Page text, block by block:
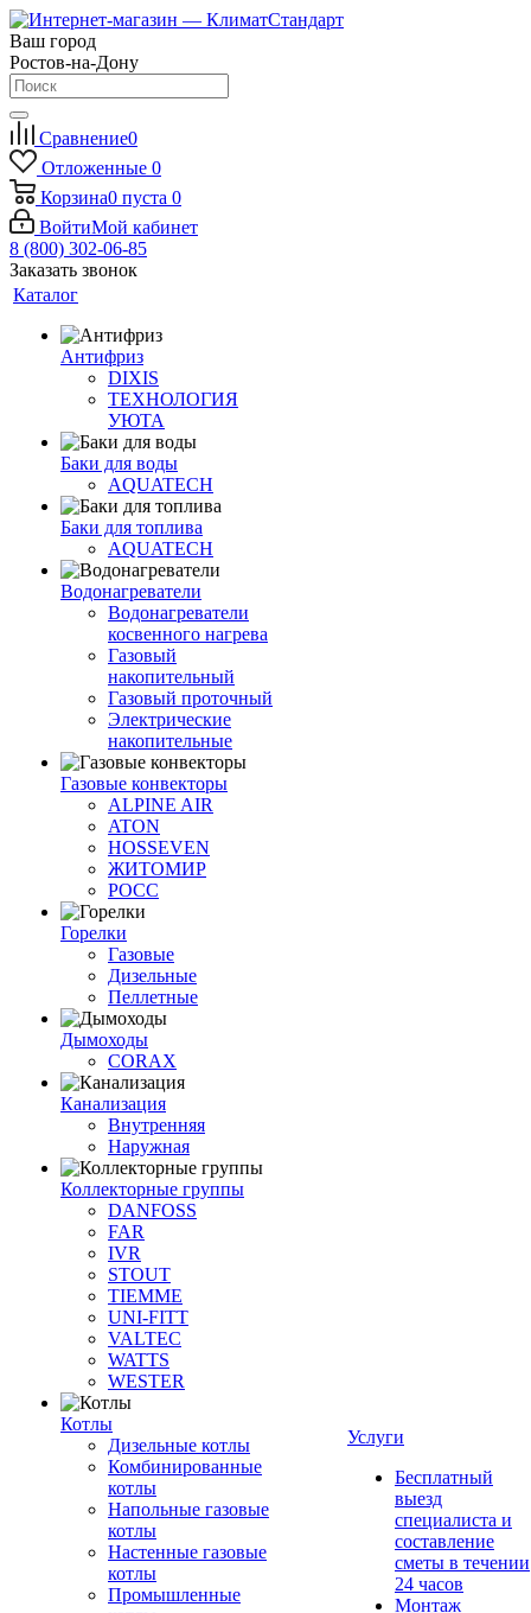
Ваш город
Ростов-на-Дону
Сравнение0
Отложенные 0
Корзина0 пуста 0
ВойтиМой кабинет
8 (800) 302-06-85
Заказать звонок
Каталог
Антифриз
DIXIS
ТЕХНОЛОГИЯ
УЮТА
Баки для воды
AQUATECH
Баки для топлива
AQUATECH
Водонагреватели
Водонагреватели
косвенного нагрева
Газовый
накопительный
Газовый проточный
Электрические
накопительные
Газовые конвекторы
ALPINE AIR
ATON
HOSSEVEN
ЖИТОМИР
РОСС
Горелки
Газовые
Дизельные
Пеллетные
Дымоходы
CORAX
Канализация
Внутренняя
Наружная
Коллекторные группы
DANFOSS
FAR
IVR
STOUT
TIEMME
UNI-FITT
VALTEC
WATTS
WESTER
Котлы
Дизельные котлы
Комбинированные
котлы
Напольные газовые
котлы
Настенные газовые
котлы
Промышленные
Услуги
Бесплатный
выезд
специалиста и
составление
сметы в течении
24 часов
Монтаж